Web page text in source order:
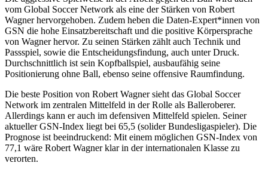
vom Global Soccer Network als eine der Stärken von Robert
Wagner hervorgehoben. Zudem heben die Daten-Expert*innen von
GSN die hohe Einsatzbereitschaft und die positive Körpersprache
von Wagner hervor. Zu seinen Stärken zählt auch Technik und
Passspiel, sowie die Entscheidungsfindung, auch unter Druck.
Durchschnittlich ist sein Kopfballspiel, ausbaufähig seine
Positionierung ohne Ball, ebenso seine offensive Raumfindung.
Die beste Position von Robert Wagner sieht das Global Soccer
Network im zentralen Mittelfeld in der Rolle als Balleroberer.
Allerdings kann er auch im defensiven Mittelfeld spielen. Seiner
aktueller GSN-Index liegt bei 65,5 (solider Bundesligaspieler). Die
Prognose ist beeindruckend: Mit einem möglichen GSN-Index von
77,1 wäre Robert Wagner klar in der internationalen Klasse zu
verorten.